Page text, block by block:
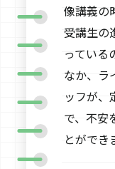
像講義の
受講生の
っている
なか、ラ
ッフが、
で、不安
とができ